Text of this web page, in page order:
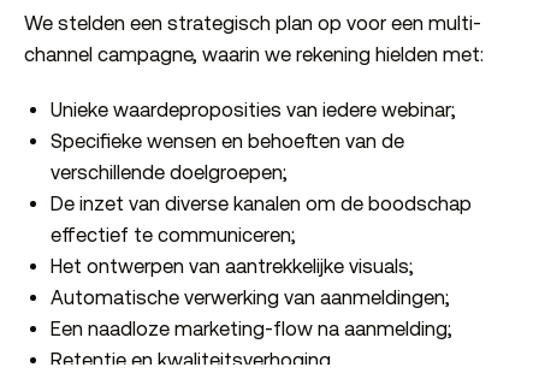
We stelden een strategisch plan op voor een multi-
channel campagne, waarin we rekening hielden met:
Unieke waardeproposities van iedere webinar;
Specifieke wensen en behoeften van de
verschillende doelgroepen;
De inzet van diverse kanalen om de boodschap
effectief te communiceren;
Het ontwerpen van aantrekkelijke visuals;
Automatische verwerking van aanmeldingen;
Een naadloze marketing-flow na aanmelding;
Retentie en kwaliteitsverhoging.